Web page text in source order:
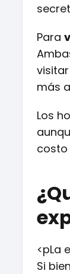
Para
más
Los
costo
<pLa
Si